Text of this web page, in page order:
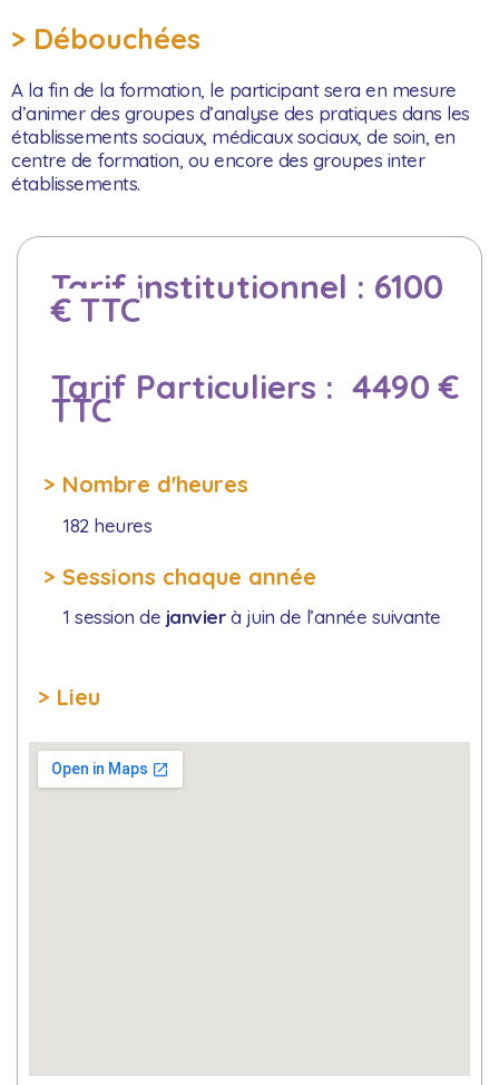
> Débouchées
A la fin de la formation, le participant sera en mesure
d’animer des groupes d’analyse des pratiques dans les
établissements sociaux, médicaux sociaux, de soin, en
centre de formation, ou encore des groupes inter
établissements.
Tarif institutionnel : 6100
€ TTC
Tarif Particuliers : 4490 €
TTC
> Nombre d'heures
182 heures
> Sessions chaque année
1 session de janvierà juin de l’année suivante
> Lieu